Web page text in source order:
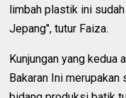
limbah plastik ini
Jepang", tutur Faiza.
Kunjungan yang kedua
Bakaran Ini